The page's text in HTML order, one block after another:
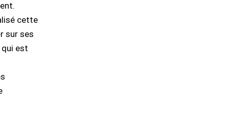
cette
sur ses
est